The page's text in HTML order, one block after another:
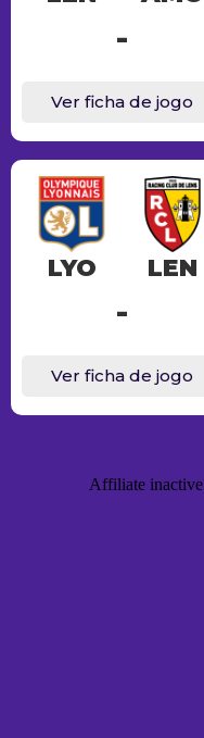
-
Ver ficha de jogo
LYO LEN
-
Ver ficha de jogo